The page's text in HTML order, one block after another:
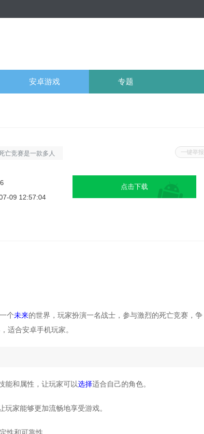
安卓游戏 专题
一键举报
亡竞赛是一款多人
竞赛，争夺生存的
尺寸为100MB，
09 12:57:04
点击下载
个未来的世界，玩家扮演一名战士，参与激烈的死亡竞赛，争
适合安卓手机玩家。
能和属性，让玩家可以选择适合自己的角色。
家能够更加流畅地享受游戏。
性和可靠性。